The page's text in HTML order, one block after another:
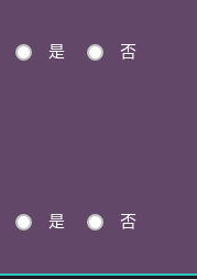
是 否
是 否